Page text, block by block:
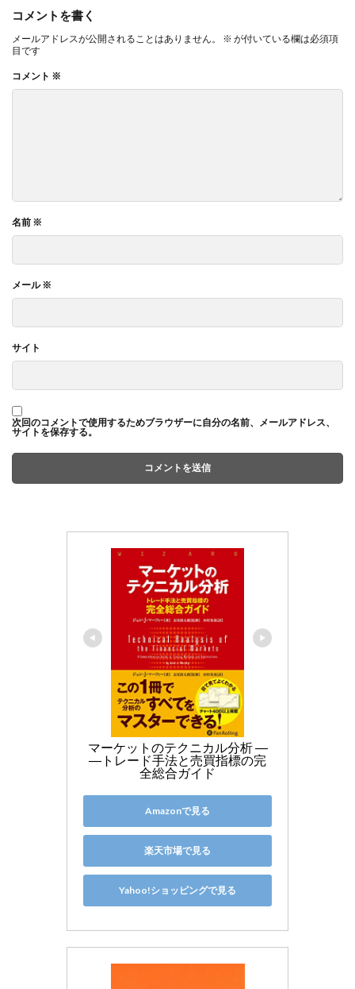
コメントを書く
メールアドレスが公開されることはありません。 ※ が付いている欄は必須項
目です
コメント ※
名前 ※
メール※
サイト
次回のコメントで使用するためブラウザーに自分の名前、メールアドレス、
サイトを保存する。
マーケットのテクニカル分析 ―
―トレード手法と売買指標の完
全総合ガイド
Amazonで見る
楽天市場で見る
Yahoo!ショッピングで見る